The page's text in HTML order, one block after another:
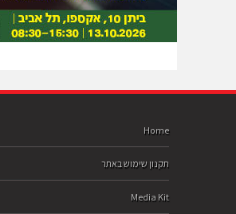
Home
תקנון שימוש באתר
Media Kit